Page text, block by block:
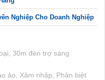
Nghiệp Cho Doanh Nghiệp
30m đèn trợ sáng
ảo, Xâm nhập, Phân biệt